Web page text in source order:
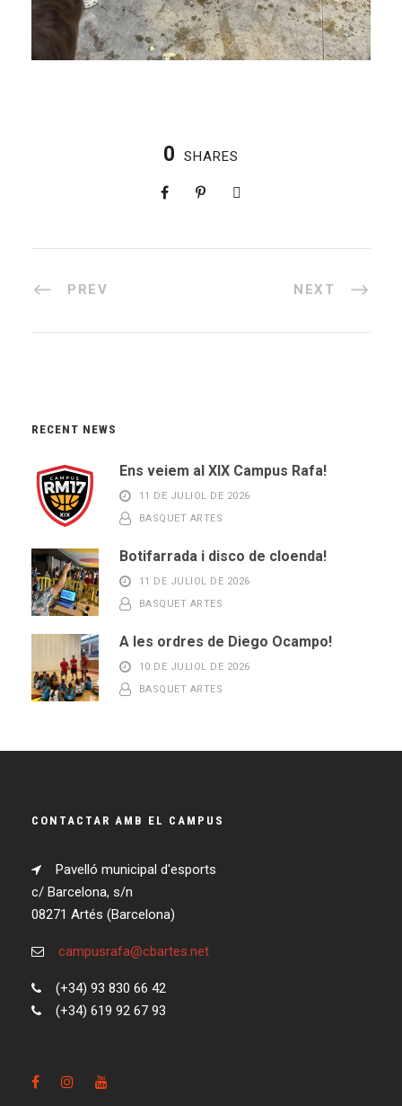
0 SHARES
PREV NEXT
RECENT NEWS
Ens veiem al XIX Campus Rafa!
11 DE JULIOL DE 2026
BASQUET ARTES
Botifarrada i disco de cloenda!
11 DE JULIOL DE 2026
BASQUET ARTES
A les ordres de Diego Ocampo!
10 DE JULIOL DE 2026
BASQUET ARTES
CONTACTAR AMB EL CAMPUS
Pavelló municipal d'esports
c/ Barcelona, s/n
08271 Artés (Barcelona)
campusrafa@cbartes.net
(+34) 93 830 66 42
(+34) 619 92 67 93